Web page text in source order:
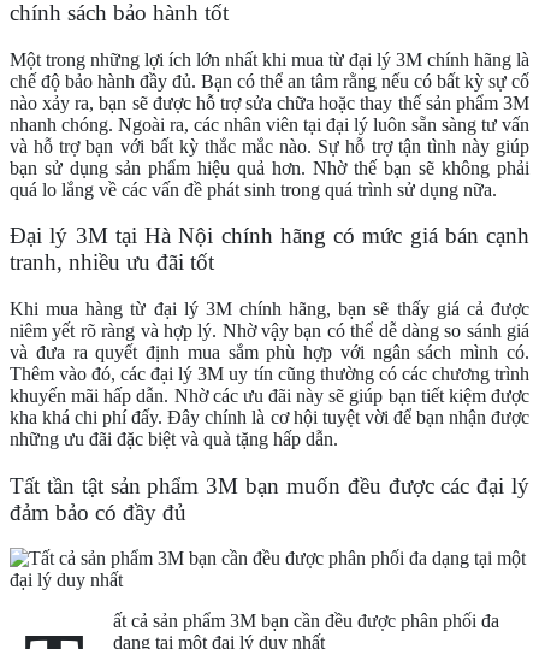
chính sách bảo hành tốt
Một trong những lợi ích lớn nhất khi mua từ đại lý 3M chính hãng là
chế độ bảo hành đầy đủ. Bạn có thể an tâm rằng nếu có bất kỳ sự cố
nào xảy ra, bạn sẽ được hỗ trợ sửa chữa hoặc thay thế sản phẩm 3M
nhanh chóng. Ngoài ra, các nhân viên tại đại lý luôn sẵn sàng tư vấn
và hỗ trợ bạn với bất kỳ thắc mắc nào. Sự hỗ trợ tận tình này giúp
bạn sử dụng sản phẩm hiệu quả hơn. Nhờ thế bạn sẽ không phải
quá lo lắng về các vấn đề phát sinh trong quá trình sử dụng nữa.
Đại lý 3M tại Hà Nội chính hãng có mức giá bán cạnh
tranh, nhiều ưu đãi tốt
Khi mua hàng từ đại lý 3M chính hãng, bạn sẽ thấy giá cả được
niêm yết rõ ràng và hợp lý. Nhờ vậy bạn có thể dễ dàng so sánh giá
và đưa ra quyết định mua sắm phù hợp với ngân sách mình có.
Thêm vào đó, các đại lý 3M uy tín cũng thường có các chương trình
khuyến mãi hấp dẫn. Nhờ các ưu đãi này sẽ giúp bạn tiết kiệm được
kha khá chi phí đấy. Đây chính là cơ hội tuyệt vời để bạn nhận được
những ưu đãi đặc biệt và quà tặng hấp dẫn.
Tất tần tật sản phẩm 3M bạn muốn đều được các đại lý
đảm bảo có đầy đủ
ất cả sản phẩm 3M bạn cần đều được phân phối đa
dạng tại một đại lý duy nhất